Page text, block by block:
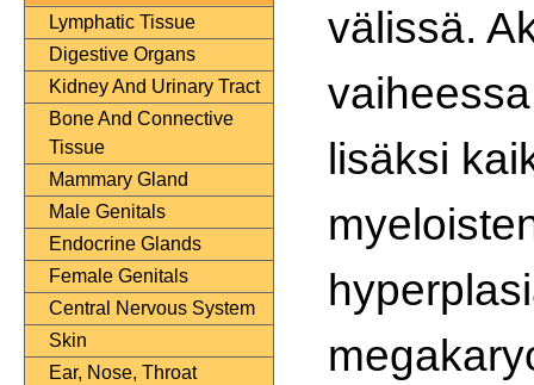
Lymphatic Tissue
Digestive Organs
Kidney And Urinary Tract
Bone And Connective
Tissue
Mammary Gland
Male Genitals
Endocrine Glands
Female Genitals
Central Nervous System
Skin
Ear, Nose, Throat
välissä.
lisäksi